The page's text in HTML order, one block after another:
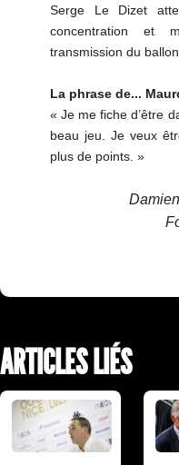
Serge Le Dizet
concentration et
transmission du ballon.
La phrase de...
« Je me fiche d’être
beau jeu. Je veux
plus de points. »
ARTICLES LIÉS